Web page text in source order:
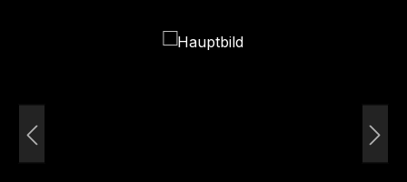
Bildergalerie überspringen